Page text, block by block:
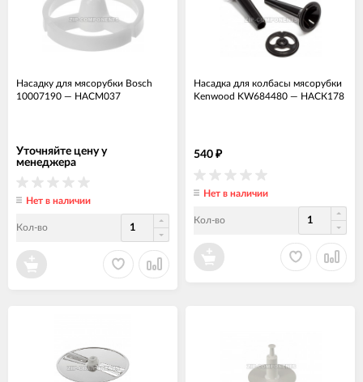
Насадку для мясорубки Bosch
10007190 — НАСМ037
Уточняйте цену у
менеджера
Нет в наличии
Кол-во
Насадка для колбасы мясорубки
Kenwood KW684480 — НАСК178
540 ₽
Нет в наличии
Кол-во